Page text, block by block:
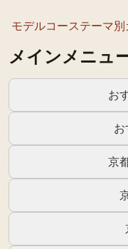
メインメニュ
お
お
京
モデルコーステーマ別